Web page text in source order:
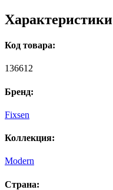
Характеристики
Код товара:
136612
Бренд:
Fixsen
Коллекция:
Modern
Страна: